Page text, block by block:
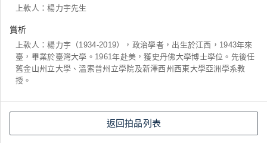
上款人：楊力宇先生
賞析
上款人：楊力宇（1934-2019），政治學者，出生於江西，1943年來
臺，畢業於臺灣大學。1961年赴美，獲史丹佛大學博士學位。先後任
舊金山州立大學、溫索普州立學院及新澤西州西東大學亞洲學系教
授。
返回拍品列表